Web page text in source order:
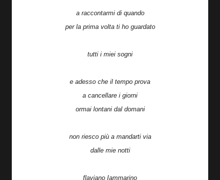
a raccontarmi di quando
per la prima volta ti ho guardato
tutti i miei sogni
e adesso che il tempo prova
a cancellare i giorni
ormai lontani dal domani
non riesco più a mandarti via
dalle mie notti
flaviano Iammarino